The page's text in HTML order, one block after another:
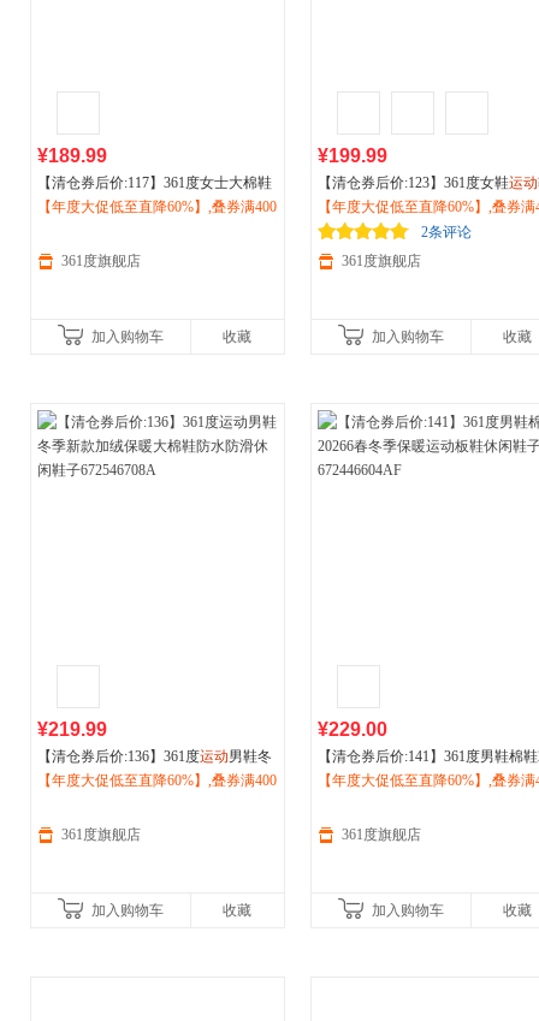
¥189.99
【清仓券后价:117】361度女士大棉鞋
加绒鞋高帮板鞋2026冬季新款休闲鞋
【年度大促低至直降60%】,叠券满400
361度旗舰店
加入购物车 收藏
¥199.99
【清仓券后价:123】361度女鞋运动
2026冬季加绒保暖高帮板鞋女士轻
棉鞋682446605A
【年度大促低至直降60%】,叠券满
减150/600减230,立即抢购！
2条评论
361度旗舰店
加入购物车 收藏
¥219.99
【清仓券后价:136】361度运动男鞋冬
季新款加绒保暖大棉鞋防水防滑休闲
【年度大促低至直降60%】,叠券满400
361度旗舰店
加入购物车 收藏
¥229.00
【清仓券后价:141】361度男鞋棉
266春冬季保暖运动板鞋休闲鞋子
【年度大促低至直降60%】,叠券满
361度旗舰店
加入购物车 收藏